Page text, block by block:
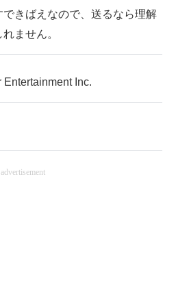
きばえなので、送るなら理解
ません。
Inc.
advertisement